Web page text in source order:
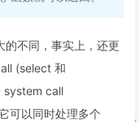
不同，事实上，还更
(select 和
system call
可以同时处理多个